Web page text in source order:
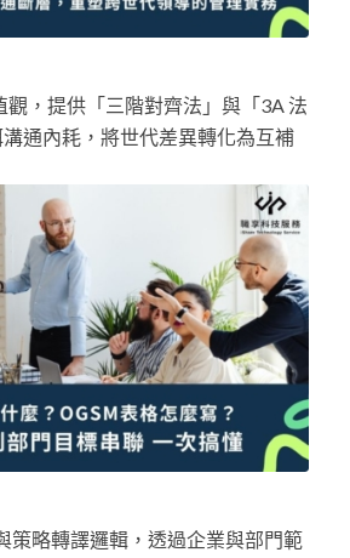
觀，提供「三階對齊法」與「3A 法
通內耗，將世代差異轉化為互補
策略轉譯邏輯，透過企業與部門範